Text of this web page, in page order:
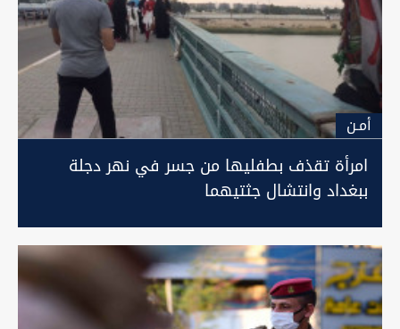
أمـن
امرأة تقذف بطفليها من جسر في نهر دجلة
ببغداد وانتشال جثتيهما